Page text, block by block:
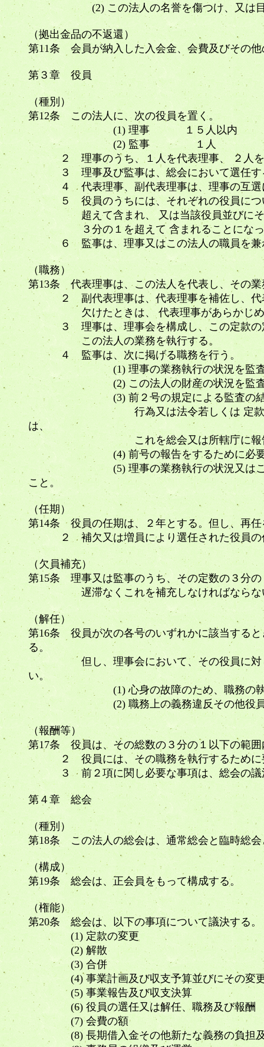
(2) この法人の名誉を傷つけ、又は目
（拠出金品の不返還）
第11条 会員が納入した入会金、会費及びその
第３章 役員
（種別）
第12条 この法人に、次の役員を置く。
(1) 理事 １５人以内
(2) 監事 １人
２ 理事のうち、１人を代表理事、 ２人を
３ 理事及び監事は、総会において選任す
４ 代表理事、副代表理事は、理事の互選
５ 役員のうちには、それぞれの役員につい
超えて含まれ、 又は当該役員並びにその
３分の１を超えて 含まれることになっ
６ 監事は、理事又はこの法人の職員を兼
（職務）
第13条 代表理事は、この法人を代表し、その業
２ 副代表理事は、代表理事を補佐し、代表
欠けたときは、 代表理事があらかじめ指
３ 理事は、理事会を構成し、この定款の定
この法人の業務を執行する。
４ 監事は、次に掲げる職務を行う。
(1) 理事の業務執行の状況を監査
(2) この法人の財産の状況を監査
(3) 前２号の規定による監査の結果、
行為又は法令若しくは 定款に違反す
は、
これを総会又は所轄庁に報告
(4) 前号の報告をするために必要があ
(5) 理事の業務執行の状況又はこの法人
こと。
（任期）
第14条 役員の任期は、２年とする。但し、再任
２ 補欠又は増員により選任された役員の
（欠員補充）
第15条 理事又は監事のうち、その定数の３分
遅滞なくこれを補充しなければなら
（解任）
第16条 役員が次の各号のいずれかに該当する
る。
但し、理事会において、その役員に対し
い。
(1) 心身の故障のため、職務の執行に
(2) 職務上の義務違反その他役員とし
（報酬等）
第17条 役員は、その総数の３分の１以下の範
２ 役員には、その職務を執行するために要
３ 前２項に関し必要な事項は、総会の議決
第４章 総会
（種別）
第18条 この法人の総会は、通常総会と臨時総
（構成）
第19条 総会は、正会員をもって構成する。
（権能）
第20条 総会は、以下の事項について議決する
(1) 定款の変更
(2) 解散
(3) 合併
(4) 事業計画及び収支予算並びにその
(5) 事業報告及び収支決算
(6) 役員の選任又は解任、職務及び報
(7) 会費の額
(8) 長期借入金その他新たな義務の負担